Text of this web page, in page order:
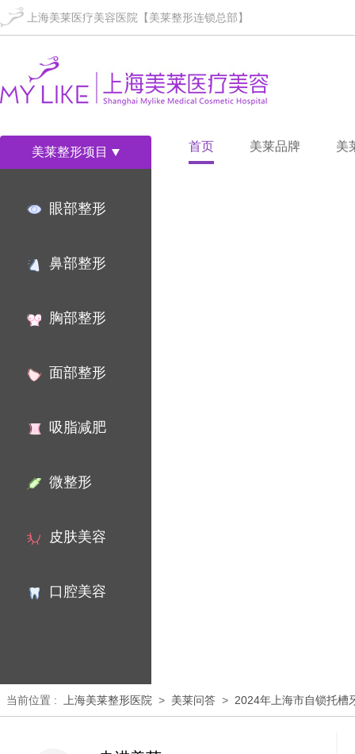
上海美莱医疗美容医院【美莱整形连锁总部】
美莱整形项目
眼部整形
鼻部整形
胸部整形
面部整形
吸脂减肥
微整形
皮肤美容
口腔美容
首页 美莱品牌 美
当前位置 : 上海美莱整形医院 > 美莱问答 > 2024年上海市自锁托槽